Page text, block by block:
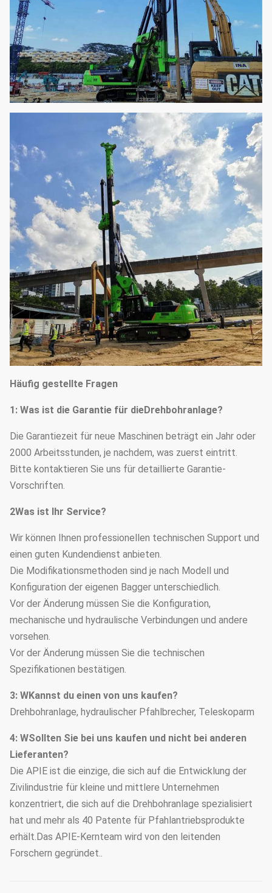
Häufig gestellte Fragen
1: Was ist die Garantie für dieDrehbohranlage?
Die Garantiezeit für neue Maschinen beträgt ein Jahr oder
2000 Arbeitsstunden, je nachdem, was zuerst eintritt.
Bitte kontaktieren Sie uns für detaillierte Garantie-
Vorschriften.
2Was ist Ihr Service?
Wir können Ihnen professionellen technischen Support und
einen guten Kundendienst anbieten.
Die Modifikationsmethoden sind je nach Modell und
Konfiguration der eigenen Bagger unterschiedlich.
Vor der Änderung müssen Sie die Konfiguration,
mechanische und hydraulische Verbindungen und andere
vorsehen.
Vor der Änderung müssen Sie die technischen
Spezifikationen bestätigen.
3: WKannst du einen von uns kaufen?
Drehbohranlage, hydraulischer Pfahlbrecher, Teleskoparm
4: WSollten Sie bei uns kaufen und nicht bei anderen
Lieferanten?
Die APIE ist die einzige, die sich auf die Entwicklung der
Zivilindustrie für kleine und mittlere Unternehmen
konzentriert, die sich auf die Drehbohranlage spezialisiert
hat und mehr als 40 Patente für Pfahlantriebsprodukte
erhält.Das APIE-Kernteam wird von den leitenden
Forschern gegründet..